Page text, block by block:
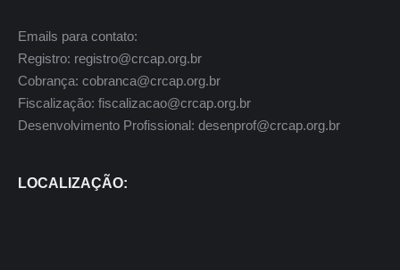
Emails para contato:
Registro: registro@crcap.org.br
Cobrança: cobranca@crcap.org.br
Fiscalização: fiscalizacao@crcap.org.br
Desenvolvimento Profissional: desenprof@crcap.org.br
LOCALIZAÇÃO: